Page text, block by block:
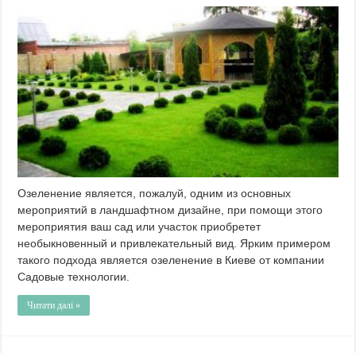
Озеленение является, пожалуй, одним из основных
мероприятий в ландшафтном дизайне, при помощи этого
мероприятия ваш сад или участок приобретет
необыкновенный и привлекательный вид. Ярким примером
такого подхода является озеленение в Киеве от компании
Садовые технологии.
Читати далі »